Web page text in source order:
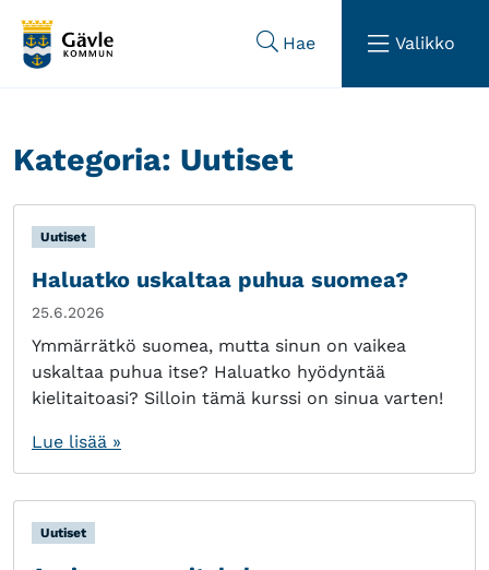
Hoppa till sidans navigering
Hoppa till sidans innehåll
Hae Valikko
Kategoria: Uutiset
Uutiset
Haluatko uskaltaa puhua suomea?
25.6.2026
Ymmärrätkö suomea, mutta sinun on vaikea
uskaltaa puhua itse? Haluatko hyödyntää
kielitaitoasi? Silloin tämä kurssi on sinua varten!
Lue lisää »
Uutiset